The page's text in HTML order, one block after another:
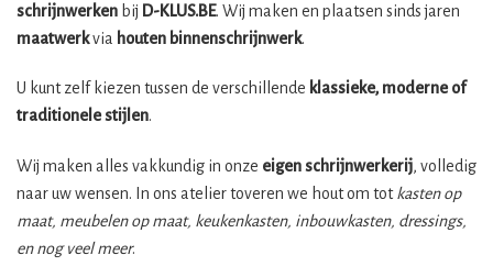
schrijnwerken bij D-KLUS.BE. Wij maken en plaatsen sinds jaren
maatwerkvia houten binnenschrijnwerk.
U kunt zelf kiezen tussen de verschillende klassieke, moderne of
traditionele stijlen.
Wij maken alles vakkundig in onze eigen schrijnwerkerij, volledig
naar uw wensen. In ons atelier toveren we hout om totkasten op
maat, meubelen op maat, keukenkasten, inbouwkasten, dressings,
en nog veel meer.